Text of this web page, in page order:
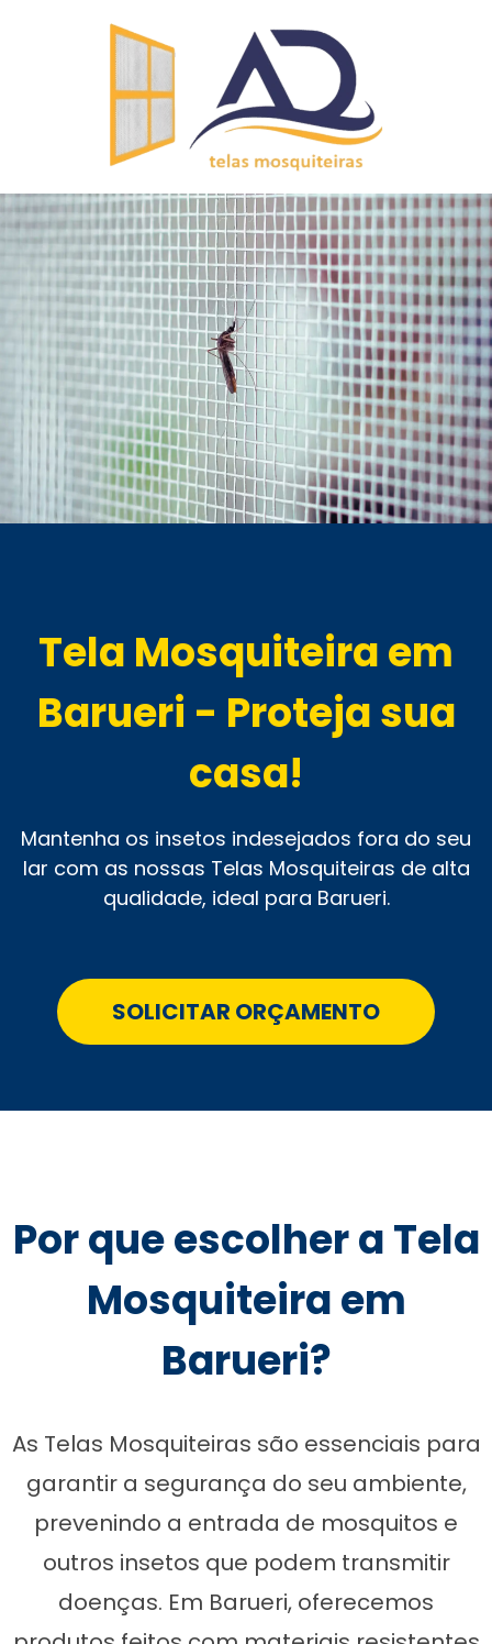
Tela Mosquiteira em
Barueri - Proteja sua
casa!
Mantenha os insetos indesejados fora do seu
lar com as nossas Telas Mosquiteiras de alta
qualidade, ideal para Barueri.
SOLICITAR ORÇAMENTO
Por que escolher a Tela
Mosquiteira em
Barueri?
As Telas Mosquiteiras são essenciais para
garantir a segurança do seu ambiente,
prevenindo a entrada de mosquitos e
outros insetos que podem transmitir
doenças. Em Barueri, oferecemos